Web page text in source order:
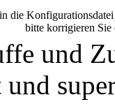
die
bitte korrigieren Sie
und